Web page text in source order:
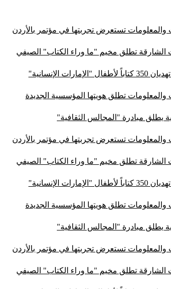
والمعلومات تستعرض تجربتها في مؤتمر بالأردن
الشارقة تطلق مخيم "ما وراء الكتاب" الصيفي
الإنسانية"
والمعلومات تطلق هويتها المؤسسية الجديدة
يطلق مبادرة "المجالس الثقافية"
والمعلومات تستعرض تجربتها في مؤتمر بالأردن
الشارقة تطلق مخيم "ما وراء الكتاب" الصيفي
الإنسانية"
والمعلومات تطلق هويتها المؤسسية الجديدة
يطلق مبادرة "المجالس الثقافية"
والمعلومات تستعرض تجربتها في مؤتمر بالأردن
الشارقة تطلق مخيم "ما وراء الكتاب" الصيفي